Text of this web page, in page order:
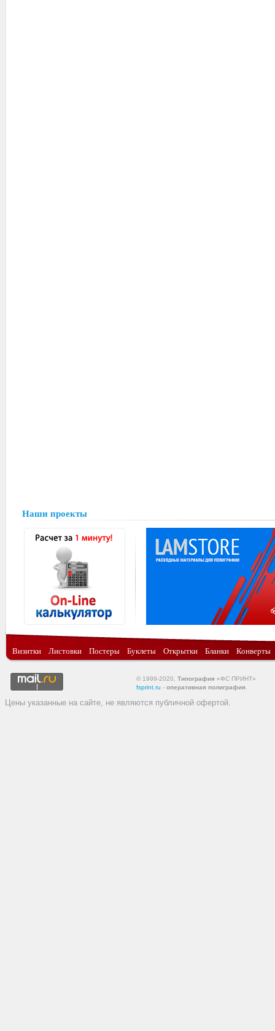
Наши проекты
Визитки Листовки Постеры Буклеты Открытки Бланки Конверты
© 1999-2020, Типография «ФС ПРИНТ»
fsprint.ru - оперативная полиграфия
Цены указанные на сайте, не являются публичной офертой.